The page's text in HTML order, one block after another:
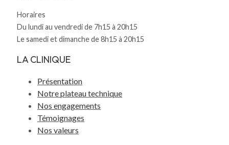
Horaires
Du lundi au vendredi de 7h15 à 20h15
Le samedi et dimanche de 8h15 à 20h15
LA CLINIQUE
Présentation
Notre plateau technique
Nos engagements
Témoignages
Nos valeurs